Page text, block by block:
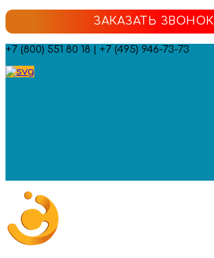
ЗАКАЗАТЬ ЗВОНОК
+7 (800) 551 80 18 | +7 (495) 946-73-73